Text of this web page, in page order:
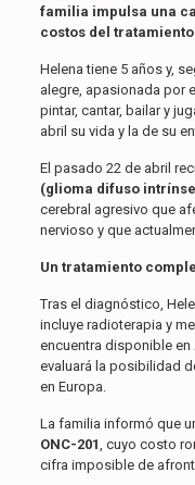
familia impulsa una
costos del
Helena tiene 5 años y,
alegre, apasionada por
pintar, cantar, bailar y
abril su vida y la de su
El pasado 22 de abril
(glioma difuso
cerebral agresivo que
nervioso y que
Un tratamiento
Tras el diagnóstico,
incluye radioterapia y
encuentra disponible
evaluará la posibilidad
en Europa.
La familia informó que
ONC-201 , cuyo costo
cifra imposible de